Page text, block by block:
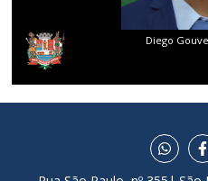
Diego